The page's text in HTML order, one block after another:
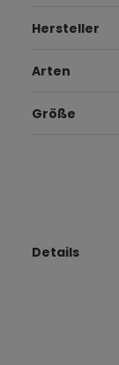
Hersteller
Arten
Größe
Details